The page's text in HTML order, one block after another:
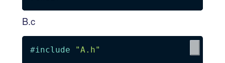
B.c
#include "A.h"